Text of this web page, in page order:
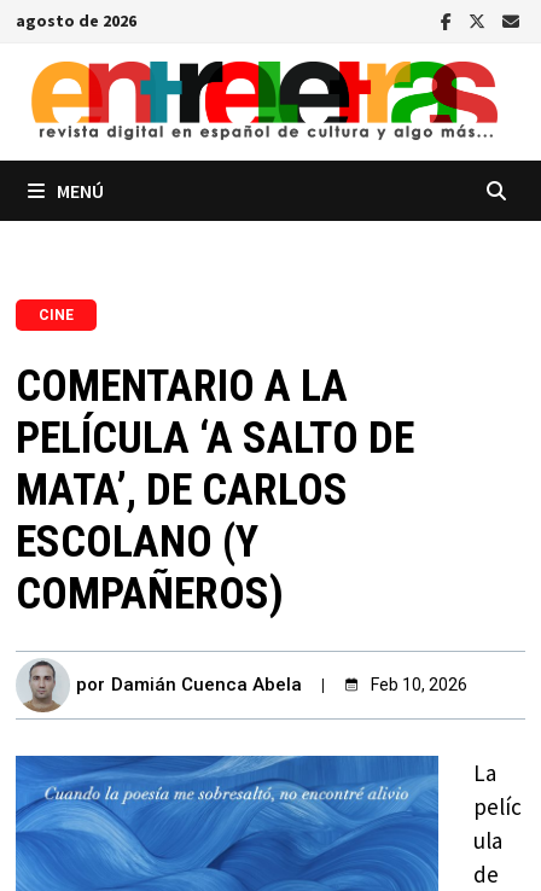
Saltar
contenido
agosto de 2026
MENÚ
CINE
COMENTARIO A LA
PELÍCULA ‘A SALTO DE
MATA’, DE CARLOS
ESCOLANO (Y
COMPAÑEROS)
por Damián Cuenca Abela Feb 10, 2026
La
pelíc
ula
de